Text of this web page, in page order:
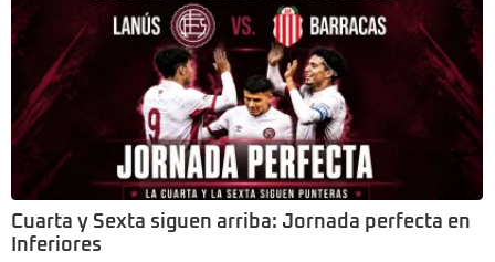
Cuarta y Sexta siguen arriba: Jornada perfecta en
Inferiores